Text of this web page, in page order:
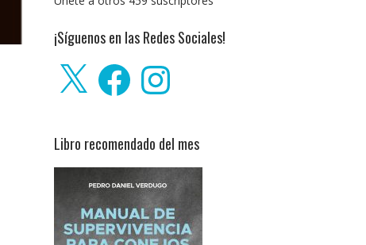
¡Síguenos en las Redes Sociales!
FacebookInstagram
Libro recomendado del mes